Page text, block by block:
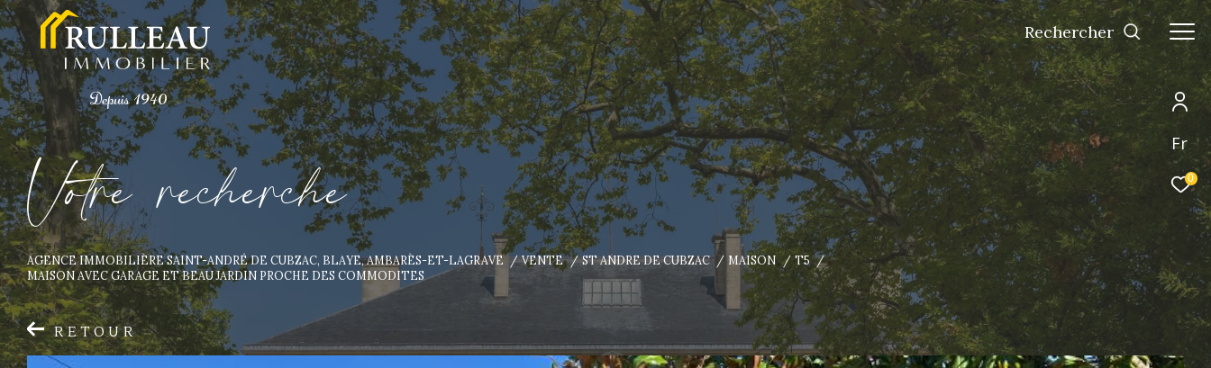
Fr
0
Rechercher
Votre recherche
AGENCE IMMOBILIÈRE SAINT-ANDRÉ DE CUBZAC, BLAYE, AMBARÈS-ET-LAGRAVE VENTE ST ANDRE DE CUBZAC MAISON
T5
MAISON AVEC GARAGE ET BEAU JARDIN PROCHE DES COMMODITES
RETOUR